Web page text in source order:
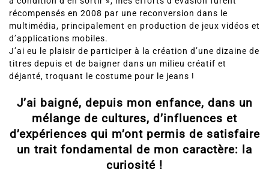
récompensés en 2008 par une reconversion dans le
multimédia, principalement en production de jeux vidéos et
d’applications mobiles.
J’ai eu le plaisir de participer à la création d’une dizaine de
titres depuis et de baigner dans un milieu créatif et
déjanté, troquant le costume pour le jeans !
J’ai baigné, depuis mon enfance, dans un
mélange de cultures, d’influences et
d’expériences qui m’ont permis de satisfaire
un trait fondamental de mon caractère: la
curiosité !